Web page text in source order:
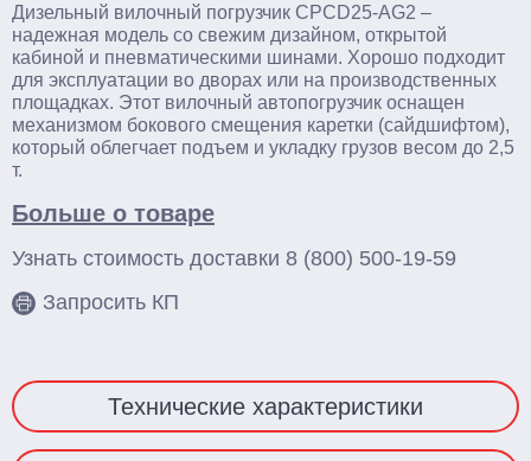
Дизельный вилочный погрузчик CPCD25-AG2 –
надежная модель со свежим дизайном, открытой
кабиной и пневматическими шинами. Хорошо подходит
для эксплуатации во дворах или на производственных
площадках. Этот вилочный автопогрузчик оснащен
механизмом бокового смещения каретки (сайдшифтом),
который облегчает подъем и укладку грузов весом до 2,5
т.
Больше о товаре
Узнать стоимость доставки 8 (800) 500-19-59
Запросить КП
Технические характеристики